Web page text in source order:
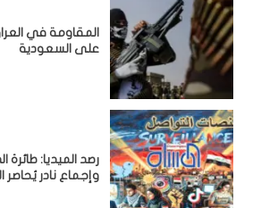
المقاومة في
على السعودية
رصد الميديا: طائرة
وإجماع نادر يُحاصر